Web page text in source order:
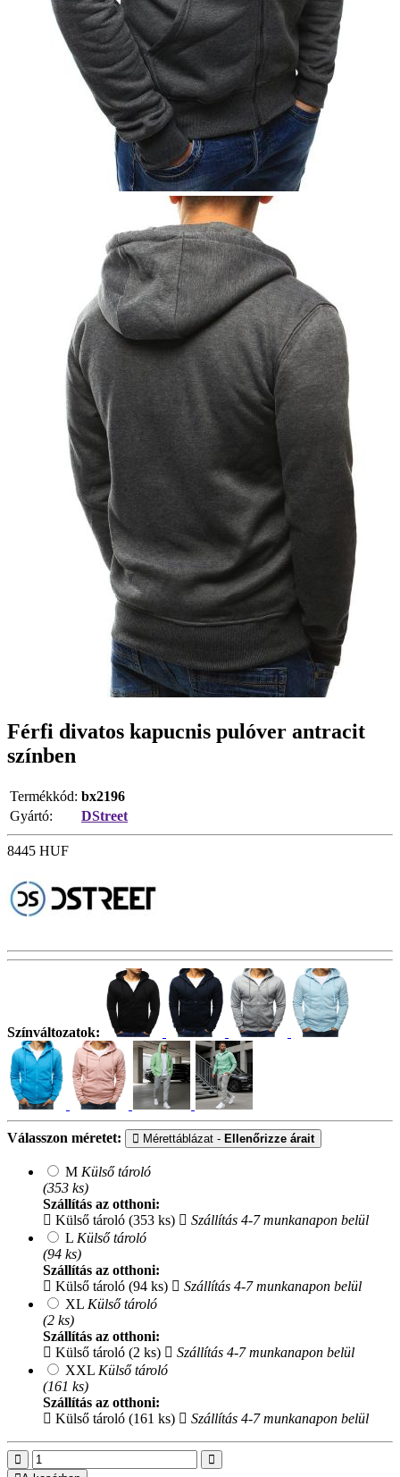
Férfi divatos kapucnis pulóver antracit
színben
Termékkód: bx2196
Gyártó:
DStreet
8445 HUF
Színváltozatok:
Válasszon méretet: Mérettáblázat - Ellenőrizze árait
M Külső tároló
(353 ks)
Szállítás az otthoni:
Külső tároló (353 ks)
Szállítás 4-7 munkanapon belül
L Külső tároló
(94 ks)
Szállítás az otthoni:
Külső tároló (94 ks)
Szállítás 4-7 munkanapon belül
XL Külső tároló
(2 ks)
Szállítás az otthoni:
Külső tároló (2 ks)
Szállítás 4-7 munkanapon belül
XXL Külső tároló
(161 ks)
Szállítás az otthoni:
Külső tároló (161 ks)
Szállítás 4-7 munkanapon belül